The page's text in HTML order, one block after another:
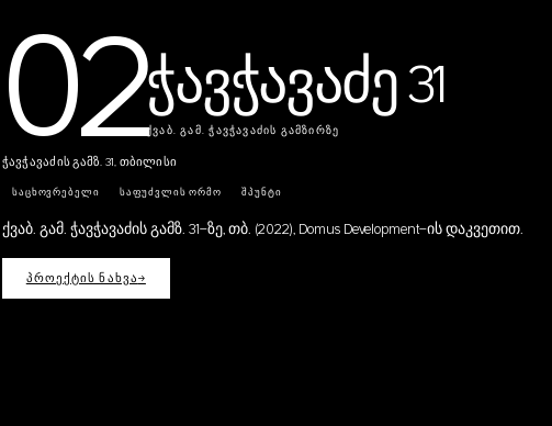
02ჭავჭავაძე 31
ᲥᲕᲐᲑ. ᲒᲐᲛ. ᲭᲐᲕᲭᲐᲕᲐᲫᲘᲡ ᲒᲐᲛᲖᲘᲠᲖᲔ
ჭავჭავაძის გამზ. 31, თბილისი
ᲡᲐᲪᲮᲝᲕᲠᲔᲑᲔᲚᲘ ᲡᲐᲤᲣᲫᲕᲚᲘᲡ ᲝᲠᲛᲝ ᲨᲞᲣᲜᲢᲘ
ქვაბ. გამ. ჭავჭავაძის გამზ. 31-ზე, თბ. (2022), Domus Development-ის დაკვეთით.
ᲞᲠᲝᲔᲥᲢᲘᲡ ᲜᲐᲮᲕᲐ→